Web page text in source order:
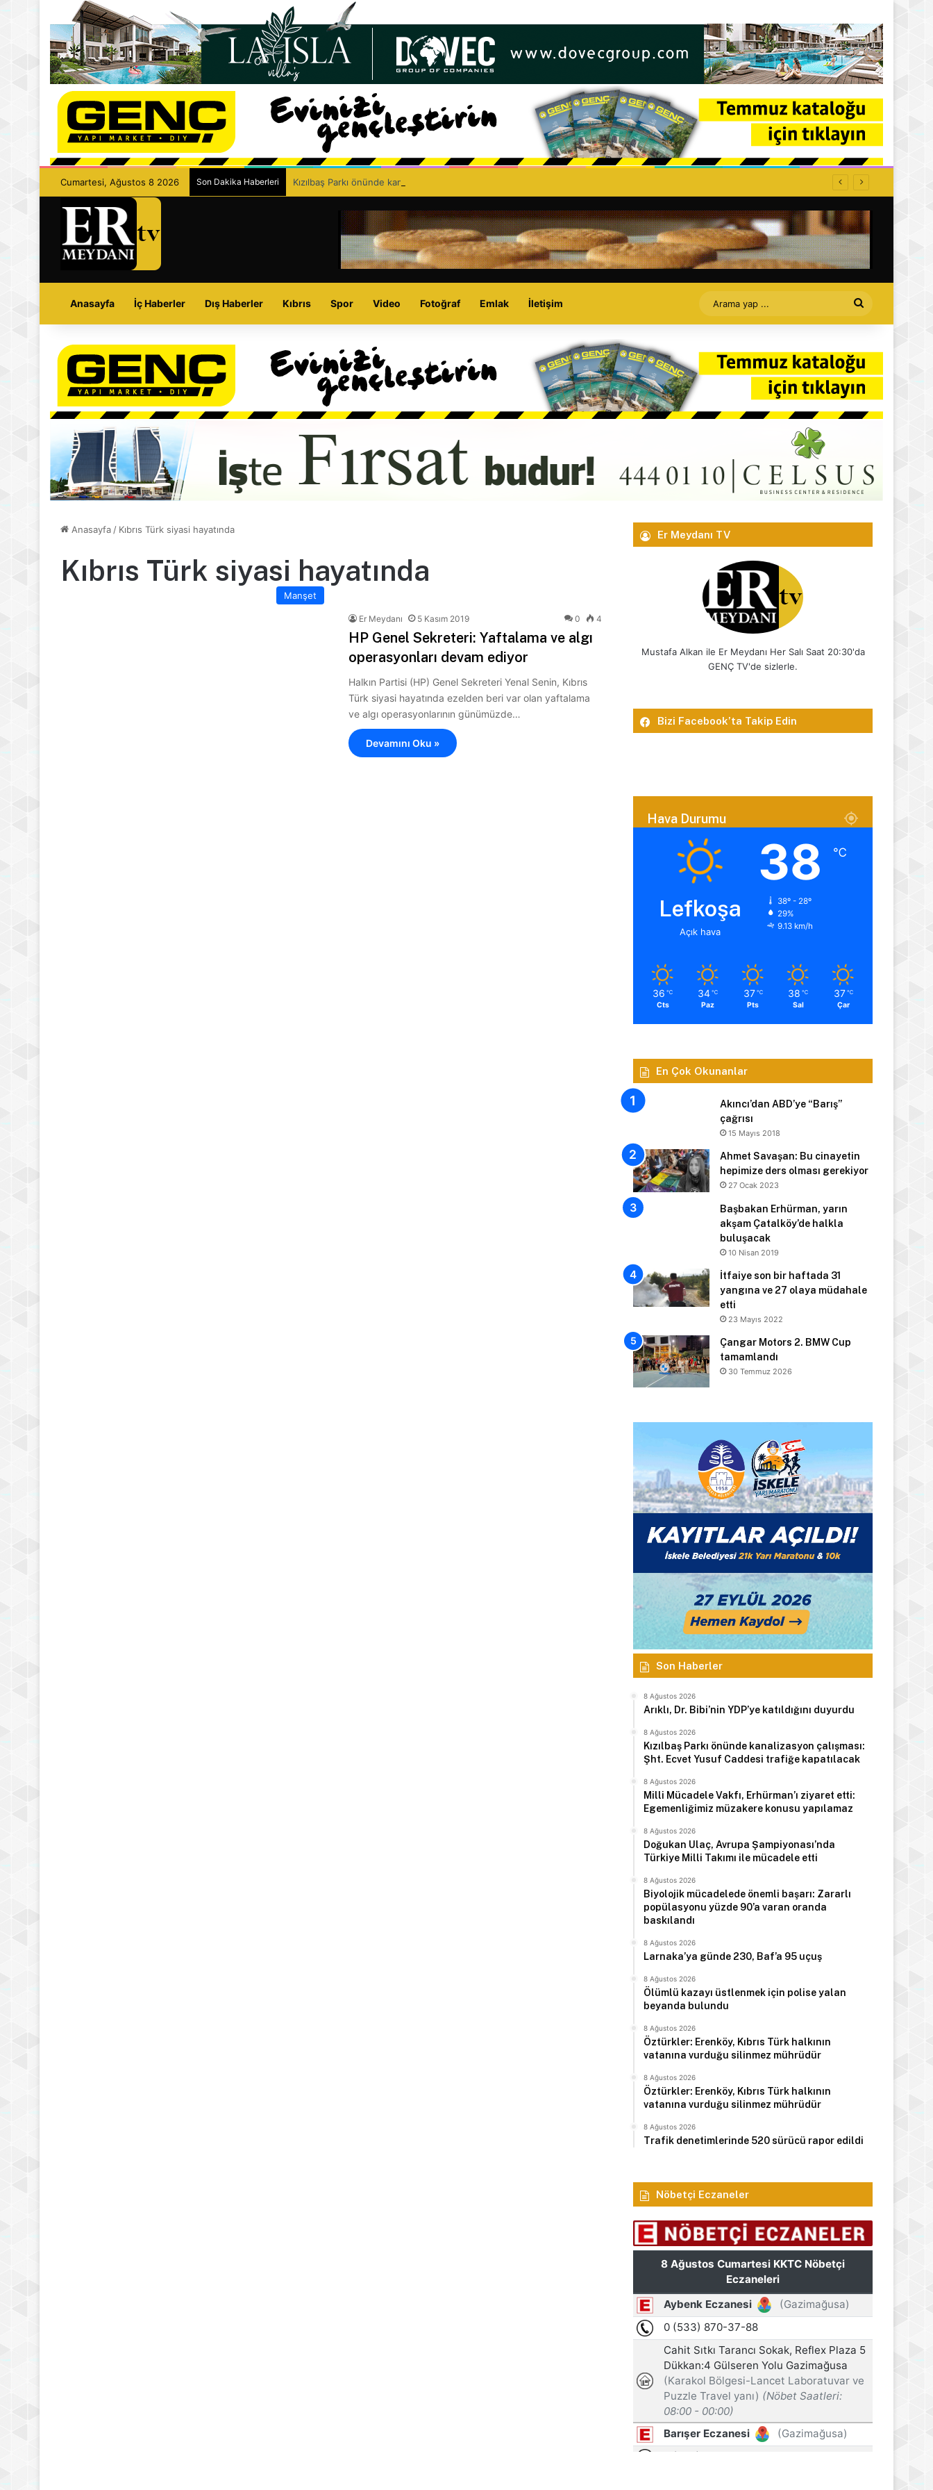
Cumartesi, Ağustos 8 2026 Son Dakika Haberleri Kızılbaş Parkı önünde kanalizasyon çalışması: Şht. Ecvet Yusuf Caddesi trafiğe kapatılacak
Anasayfa İç Haberler Dış Haberler Kıbrıs Spor Video Fotoğraf Emlak İletişim
Arama
yap
...
Anasayfa/ Kıbrıs Türk siyasi hayatında
Kıbrıs Türk siyasi hayatında
Manşet
Er Meydanı 5 Kasım 2019 0 4
HP Genel Sekreteri: Yaftalama ve algı
operasyonları devam ediyor
Halkın Partisi (HP) Genel Sekreteri Yenal Senin, Kıbrıs
Türk siyasi hayatında ezelden beri var olan yaftalama
ve algı operasyonlarının günümüzde…
Devamını Oku »
Er Meydanı TV
Mustafa Alkan ile Er Meydanı Her Salı Saat 20:30'da
GENÇ TV'de sizlerle.
Bizi Facebook’ta Takip Edin
Hava Durumu
Lefkoşa
Açık hava
38 ℃
38º - 28º
29%
9.13 km/h
36 ℃
Cts
34 ℃
Paz
37 ℃
Pts
38 ℃
Sal
37 ℃
Çar
En Çok Okunanlar
Akıncı’dan ABD’ye “Barış”
çağrısı
15 Mayıs 2018
Ahmet Savaşan: Bu cinayetin
hepimize ders olması gerekiyor
27 Ocak 2023
Başbakan Erhürman, yarın
akşam Çatalköy’de halkla
buluşacak
10 Nisan 2019
İtfaiye son bir haftada 31
yangına ve 27 olaya müdahale
etti
23 Mayıs 2022
Çangar Motors 2. BMW Cup
tamamlandı
30 Temmuz 2026
Son Haberler
8 Ağustos 2026
Arıklı, Dr. Bibi’nin YDP’ye katıldığını duyurdu
8 Ağustos 2026
Kızılbaş Parkı önünde kanalizasyon çalışması:
Şht. Ecvet Yusuf Caddesi trafiğe kapatılacak
8 Ağustos 2026
Milli Mücadele Vakfı, Erhürman’ı ziyaret etti:
Egemenliğimiz müzakere konusu yapılamaz
8 Ağustos 2026
Doğukan Ulaç, Avrupa Şampiyonası’nda
Türkiye Milli Takımı ile mücadele etti
8 Ağustos 2026
Biyolojik mücadelede önemli başarı: Zararlı
popülasyonu yüzde 90’a varan oranda
baskılandı
8 Ağustos 2026
Larnaka’ya günde 230, Baf’a 95 uçuş
8 Ağustos 2026
Ölümlü kazayı üstlenmek için polise yalan
beyanda bulundu
8 Ağustos 2026
Öztürkler: Erenköy, Kıbrıs Türk halkının
vatanına vurduğu silinmez mührüdür
8 Ağustos 2026
Öztürkler: Erenköy, Kıbrıs Türk halkının
vatanına vurduğu silinmez mührüdür
8 Ağustos 2026
Trafik denetimlerinde 520 sürücü rapor edildi
Nöbetçi Eczaneler